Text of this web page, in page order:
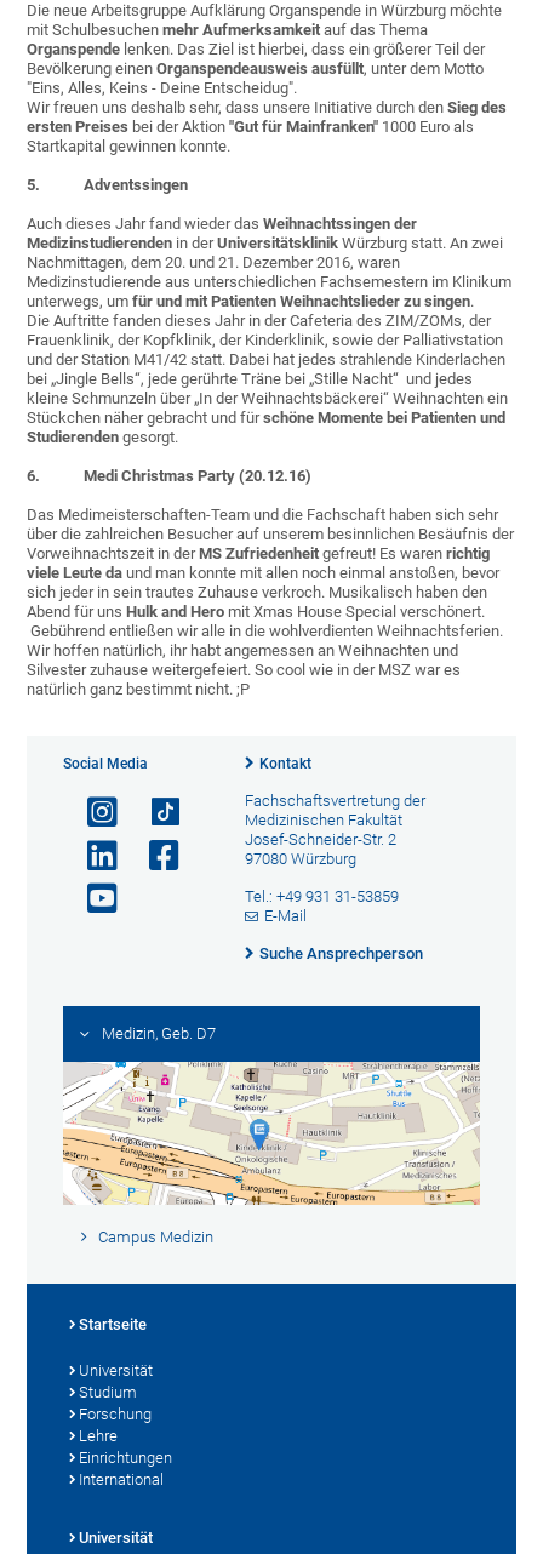
Die neue Arbeitsgruppe Aufklärung Organspende in Würzburg möchte
mit Schulbesuchenmehr Aufmerksamkeit auf das Thema
Organspende lenken. Das Ziel ist hierbei, dass ein größerer Teil der
Bevölkerung einenOrganspendeausweis ausfüllt, unter dem Motto
"Eins, Alles, Keins - Deine Entscheidug".
Wir freuen uns deshalb sehr, dass unsere Initiative durch denSieg des
ersten Preises bei der Aktion "Gut für Mainfranken" 1000 Euro als
Startkapital gewinnen konnte.
5. Adventssingen
Auch dieses Jahr fand wieder dasWeihnachtssingen der
Medizinstudierenden in derUniversitätsklinik Würzburg statt. An zwei
Nachmittagen, dem 20. und 21. Dezember 2016, waren
Medizinstudierende aus unterschiedlichen Fachsemestern im Klinikum
unterwegs, umfür und mit Patienten Weihnachtslieder zu singen.
Die Auftritte fanden dieses Jahr in der Cafeteria des ZIM/ZOMs, der
Frauenklinik, der Kopfklinik, der Kinderklinik, sowie der Palliativstation
und der Station M41/42 statt. Dabei hat jedes strahlende Kinderlachen
bei „Jingle Bells“, jede gerührte Träne bei „Stille Nacht“ und jedes
kleine Schmunzeln über „In der Weihnachtsbäckerei“ Weihnachten ein
Stückchen näher gebracht und fürschöne Momente bei Patienten und
Studierendengesorgt.
6. Medi Christmas Party (20.12.16)
Das Medimeisterschaften-Team und die Fachschaft haben sich sehr
über die zahlreichen Besucher auf unserem besinnlichen Besäufnis der
Vorweihnachtszeit in derMS Zufriedenheit gefreut! Es warenrichtig
viele Leute da und man konnte mit allen noch einmal anstoßen, bevor
sich jeder in sein trautes Zuhause verkroch. Musikalisch haben den
Abend für unsHulk and Hero mit Xmas House Special verschönert.
Gebührend entließen wir alle in die wohlverdienten Weihnachtsferien.
Wir hoffen natürlich, ihr habt angemessen an Weihnachten und
Silvester zuhause weitergefeiert. So cool wie in der MSZ war es
natürlich ganz bestimmt nicht. ;P
Social Media Kontakt
Fachschaftsvertretung der
Medizinischen Fakultät
Josef-Schneider-Str. 2
97080 Würzburg
Tel.: +49 931 31-53859
E-Mail
Suche Ansprechperson
Medizin, Geb. D7
Campus Medizin
Startseite
Universität
Studium
Forschung
Lehre
Einrichtungen
International
Universität